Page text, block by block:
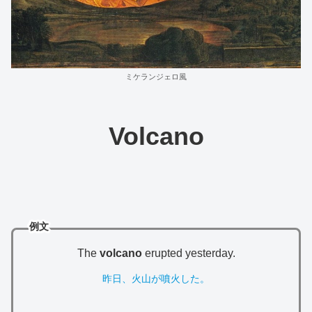
ミケランジェロ風
Volcano
例文
Thevolcanoerupted yesterday.
昨日、火山が噴火した。